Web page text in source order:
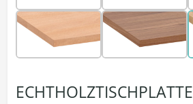
ECHTHOLZTISCHPLATTE